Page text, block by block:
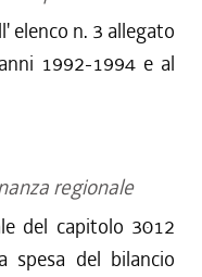
elenco n. 3 allegato
1992-1994 e al
regionale
del capitolo 3012
spesa del bilancio